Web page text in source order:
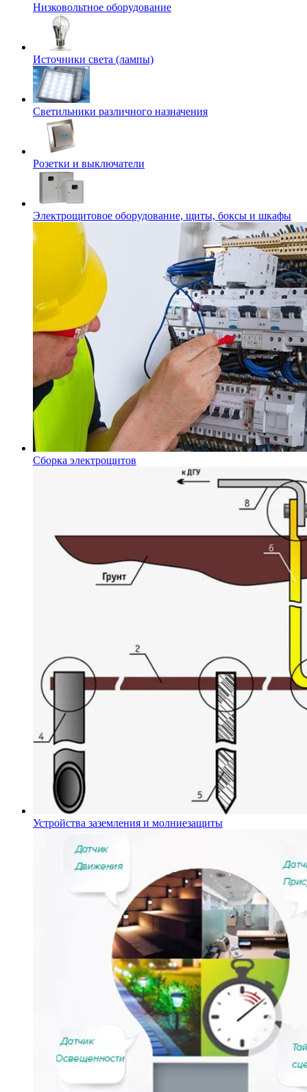
Низковольтное оборудование
Источники света (лампы)
Светильники различного назначения
Розетки и выключатели
Электрощитовое оборудование, щиты, боксы и шкафы
Сборка электрощитов
Устройства заземления и молниезащиты